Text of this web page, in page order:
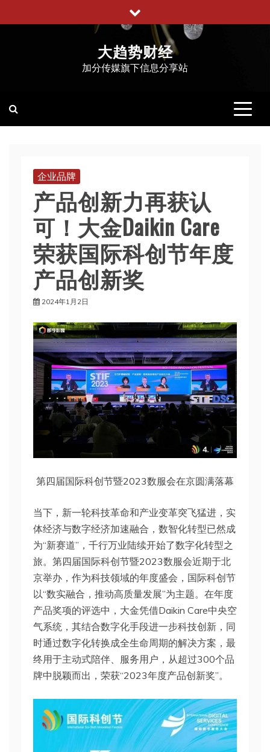
至
大趋势财经
加分传媒旗下信息分享站
企业品牌
产品创新力再获认
可！大金Daikin Care
荣获国际科创节年度
产品创新奖
2024年1月2日
第四届国际科创节暨2023数服会在京圆满落幕
当下，新一轮科技革命和产业变革突飞猛进，实
体经济与数字经济加速融合，数智化转型已然成
为“新赛道”，千行万业陆续开始了数字化转型之
旅。第四届国际科创节暨2023数服会近期于北
京举办，作为科技领域的年度盛会，国际科创节
以“数实融合，推动高质量发展”为主题。在年度
产品奖项的评选中，大金凭借Daikin Care中央空
气系统，其结合数字化手段进一步科技创新，同
时通过数字化转换成全生命周期的解决方案，最
终用于主动式陪伴、服务用户，从超过300个品
牌中脱颖而出，荣获“2023年度产品创新奖”。